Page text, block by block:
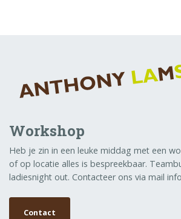
Workshop
Heb je zin in een leuke middag met een
of op locatie alles is bespreekbaar.
ladiesnight out. Contacteer ons via mail
Contact